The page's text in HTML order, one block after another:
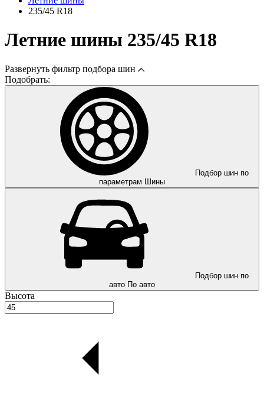
235/45 R18
Летние шины 235/45 R18
Развернуть фильтр подбора шин
Подобрать:
Подбор шин по
параметрам
Шины
Подбор шин по
авто По авто
Высота